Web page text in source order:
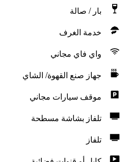
بار / صالة
خدمة الغرف
واي فاي مجاني
جهاز صنع القهوة/ الشاي
موقف سيارات مجاني
تلفاز بشاشة مسطحة
تلفاز